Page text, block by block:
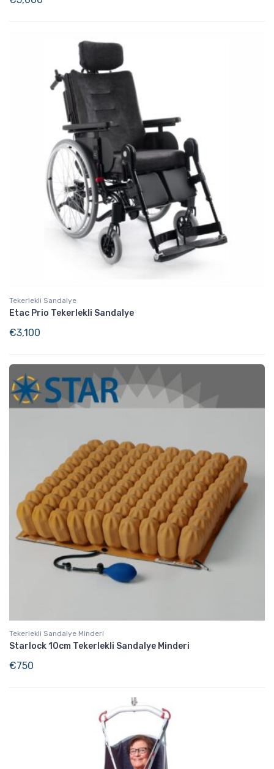
Tekerlekli Sandalye
Etac Prio Tekerlekli Sandalye
€3,100
Tekerlekli Sandalye Minderi
Starlock 10cm Tekerlekli Sandalye Minderi
€750